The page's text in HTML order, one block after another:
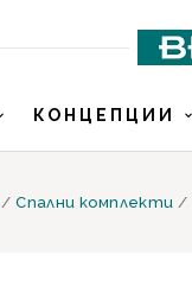
КОНЦЕПЦИИ
/Спални комплекти /